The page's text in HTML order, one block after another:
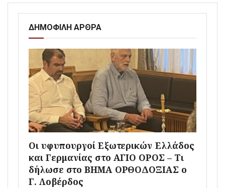
ΔΗΜΟΦΙΛΗ ΑΡΘΡΑ
Οι υφυπουργοί Εξωτερικών Ελλάδος
και Γερμανίας στο ΑΓΙΟ ΟΡΟΣ – Τι
δήλωσε στο ΒΗΜΑ ΟΡΘΟΔΟΞΙΑΣ ο
Γ. Λοβέρδος